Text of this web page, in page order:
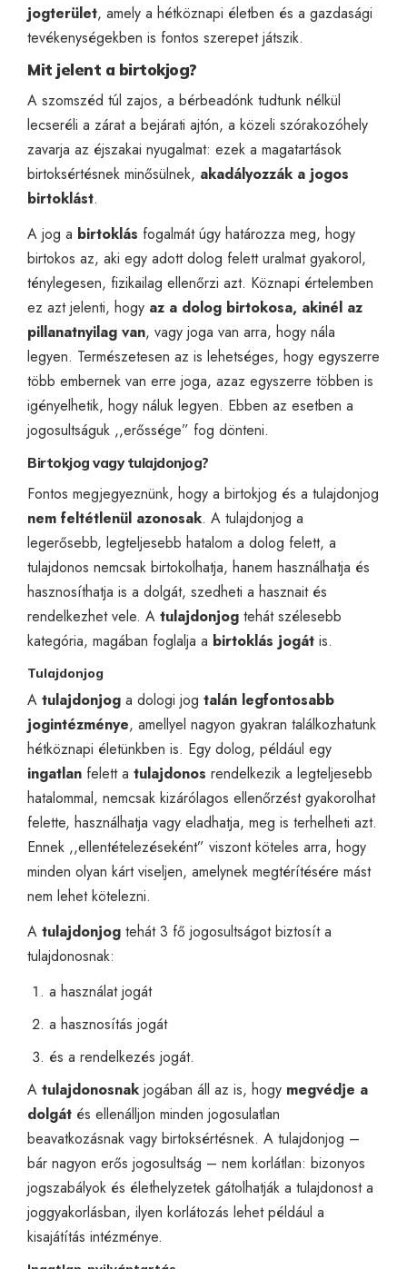
jogterület, amely a hétköznapi életben és a gazdasági
tevékenységekben is fontos szerepet játszik.
Mit jelent a birtokjog?
A szomszéd túl zajos, a bérbeadónk tudtunk nélkül
lecseréli a zárat a bejárati ajtón, a közeli szórakozóhely
zavarja az éjszakai nyugalmat: ezek a magatartások
birtoksértésnek minősülnek, akadályozzák a jogos
birtoklást.
A jog a birtoklás fogalmát úgy határozza meg, hogy
birtokos az, aki egy adott dolog felett uralmat gyakorol,
ténylegesen, fizikailag ellenőrzi azt. Köznapi értelemben
ez azt jelenti, hogy az a dolog birtokosa, akinél az
pillanatnyilag van, vagy joga van arra, hogy nála
legyen. Természetesen az is lehetséges, hogy egyszerre
több embernek van erre joga, azaz egyszerre többen is
igényelhetik, hogy náluk legyen. Ebben az esetben a
jogosultságuk ,,erőssége” fog dönteni.
Birtokjog vagy tulajdonjog?
Fontos megjegyeznünk, hogy a birtokjog és a tulajdonjog
nem feltétlenül azonosak. A tulajdonjog a
legerősebb, legteljesebb hatalom a dolog felett, a
tulajdonos nemcsak birtokolhatja, hanem használhatja és
hasznosíthatja is a dolgát, szedheti a hasznait és
rendelkezhet vele. A tulajdonjog tehát szélesebb
kategória, magában foglalja a birtoklás jogát is.
Tulajdonjog
A tulajdonjog a dologi jog talán legfontosabb
jogintézménye, amellyel nagyon gyakran találkozhatunk
hétköznapi életünkben is. Egy dolog, például egy
ingatlan felett a tulajdonos rendelkezik a legteljesebb
hatalommal, nemcsak kizárólagos ellenőrzést gyakorolhat
felette, használhatja vagy eladhatja, meg is terhelheti azt.
Ennek ,,ellentételezéseként” viszont köteles arra, hogy
minden olyan kárt viseljen, amelynek megtérítésére mást
nem lehet kötelezni.
A tulajdonjog tehát 3 fő jogosultságot biztosít a
tulajdonosnak:
a használat jogát
a hasznosítás jogát
és a rendelkezés jogát.
A tulajdonosnak jogában áll az is, hogy megvédje a
dolgát és ellenálljon minden jogosulatlan
beavatkozásnak vagy birtoksértésnek. A tulajdonjog –
bár nagyon erős jogosultság – nem korlátlan: bizonyos
jogszabályok és élethelyzetek gátolhatják a tulajdonost a
joggyakorlásban, ilyen korlátozás lehet például a
kisajátítás intézménye.